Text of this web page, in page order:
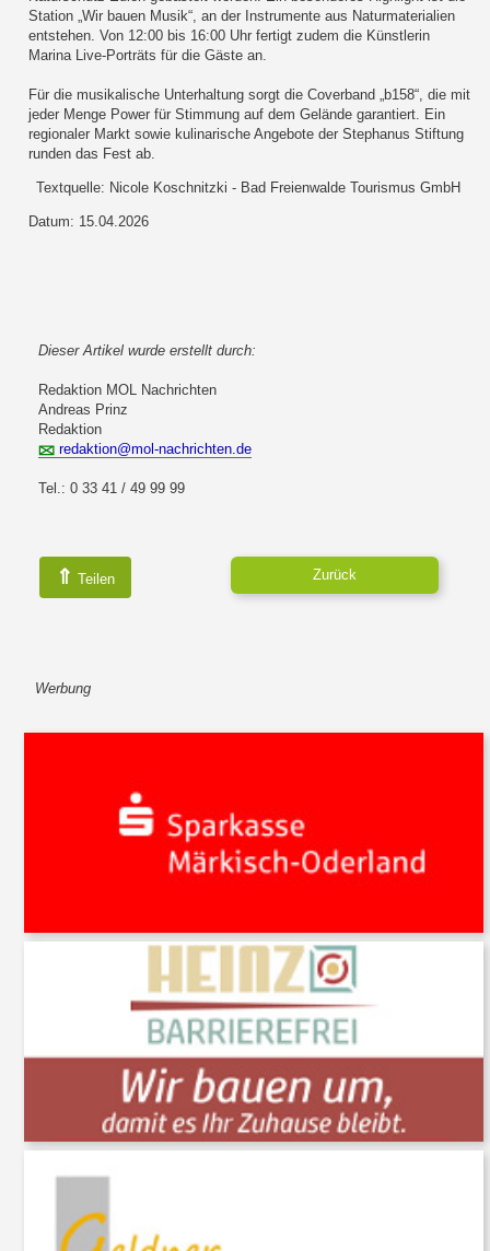
Station „Wir bauen Musik“, an der Instrumente aus Naturmaterialien
entstehen. Von 12:00 bis 16:00 Uhr fertigt zudem die Künstlerin
Marina Live-Porträts für die Gäste an.
Für die musikalische Unterhaltung sorgt die Coverband „b158“, die mit
jeder Menge Power für Stimmung auf dem Gelände garantiert. Ein
regionaler Markt sowie kulinarische Angebote der Stephanus Stiftung
runden das Fest ab.
Textquelle: Nicole Koschnitzki - Bad Freienwalde Tourismus GmbH
Datum: 15.04.2026
Dieser Artikel wurde erstellt durch:
Redaktion MOL Nachrichten
Andreas Prinz
Redaktion
redaktion@mol-nachrichten.de
Tel.: 0 33 41 / 49 99 99
⇑ Teilen Zurück
Werbung